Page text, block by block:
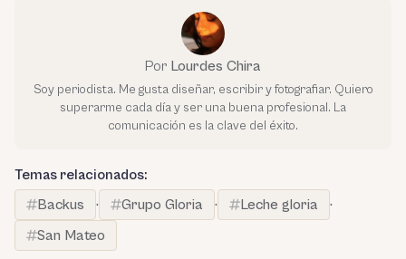
Por Lourdes Chira
Soy periodista. Me gusta diseñar, escribir y fotografiar. Quiero
superarme cada día y ser una buena profesional. La
comunicación es la clave del éxito.
Temas relacionados:
Backus
· Grupo Gloria · Leche gloria
·
San Mateo